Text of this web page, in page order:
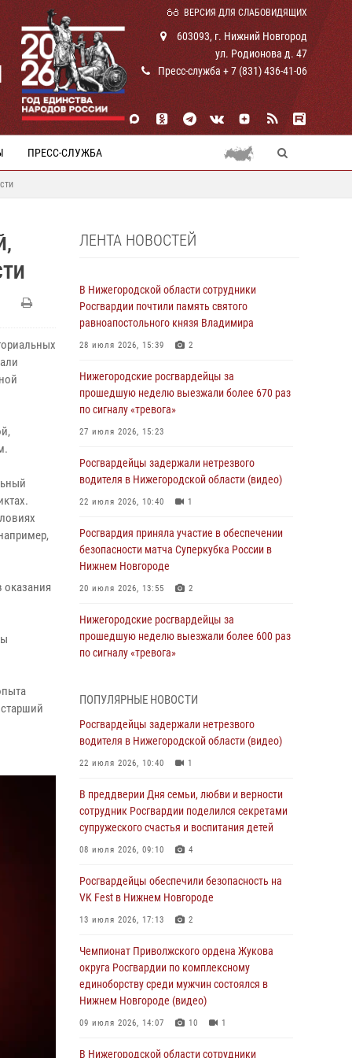
ВЕРСИЯ ДЛЯ СЛАБОВИДЯЩИХ
603093, г. Нижний Новгород
ул. Родионова д. 47
Пресс-служба + 7 (831) 436-41-06
ПРЕСС-СЛУЖБА
ЛЕНТА НОВОСТЕЙ
В Нижегородской области сотрудники
Росгвардии почтили память святого
равноапостольного князя Владимира
28 июля 2026, 15:39 2
Нижегородские росгвардейцы за
прошедшую неделю выезжали более 670 раз
по сигналу «тревога»
27 июля 2026, 15:23
Росгвардейцы задержали нетрезвого
водителя в Нижегородской области (видео)
22 июля 2026, 10:40 1
Росгвардия приняла участие в обеспечении
безопасности матча Суперкубка России в
Нижнем Новгороде
20 июля 2026, 13:55 2
Нижегородские росгвардейцы за
прошедшую неделю выезжали более 600 раз
по сигналу «тревога»
В Нижегородской области сотрудники
Росгвардии «по горячим следам» задержали
правонарушителя за стрельбу
17 июля 2026, 05:17
В Нижегородской области продолжаются
мероприятия в рамках всероссийской
ведомственной акции «Каникулы с
Росгвардейцы обеспечили безопасность на
VK Fest в Нижнем Новгороде
Нижегородские росгвардейцы за
прошедшую неделю выезжали более 750 раз
по сигналу «тревога»
13 июля 2026, 06:45
Росгвардейцы предотвратили серию краж в
ПОПУЛЯРНЫЕ НОВОСТИ
Росгвардейцы задержали нетрезвого
водителя в Нижегородской области (видео)
22 июля 2026, 10:40 1
В преддверии Дня семьи, любви и верности
сотрудник Росгвардии поделился секретами
супружеского счастья и воспитания детей
08 июля 2026, 09:10 4
Росгвардейцы обеспечили безопасность на
VK Fest в Нижнем Новгороде
13 июля 2026, 17:13 2
Чемпионат Приволжского ордена Жукова
округа Росгвардии по комплексному
единоборству среди мужчин состоялся в
Нижнем Новгороде (видео)
09 июля 2026, 14:07 10 1
В Нижегородской области сотрудники